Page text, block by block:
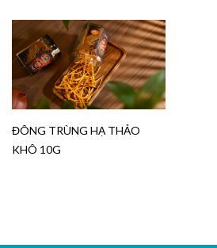
ĐÔNG TRÙNG HẠ THẢO
KHÔ 10G